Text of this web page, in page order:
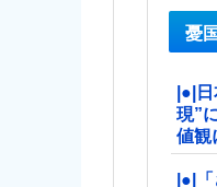
憂
|●|
現”
値
|●|